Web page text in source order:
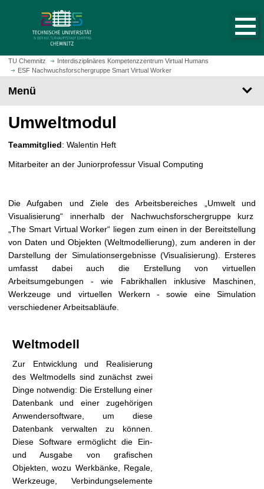
m
t
s
i
e
u
f
f
e
n
TU Chemnitz
Interdisziplinäres Kompetenzzentrum Virtual Humans
ESF Nachwuchsforschergruppe Smart Virtual Worker
Menü
Umweltmodul
Teammitglied: Walentin Heft
Mitarbeiter an der Juniorprofessur Visual Computing
Die Aufgaben und Ziele des Arbeitsbereiches „Umwelt und
Visualisierung“ innerhalb der Nachwuchsforschergruppe kurz
„The Smart Virtual Worker“ liegen zum einen in der Bereitstellung
von Daten und Objekten (Weltmodellierung), zum anderen in der
Darstellung der Simulationsergebnisse (Visualisierung). Ersteres
umfasst dabei auch die Erstellung von virtuellen
Arbeitsumgebungen - wie Fabrikhallen inklusive Maschinen,
Werkzeuge und virtuellen Werkern - sowie eine Simulation
verschiedener Arbeitsabläufe.
Weltmodell
Zur Entwicklung und Realisierung
des Weltmodells sind zunächst zwei
Dinge notwendig: Die Erstellung einer
Datenbank und einer zugehörigen
Anwendersoftware, um diese
Datenbank verwalten zu können.
Diese Software ermöglicht die Ein-
und Ausgabe von grafischen
Objekten, wozu Werkbänke, Regale,
Werkzeuge, Verbindungselemente